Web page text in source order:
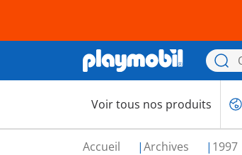
Voir tous nos produits
Accueil Archives 1997